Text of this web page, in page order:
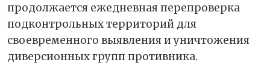
продолжается ежедневная перепроверка
подконтрольных территорий для
своевременного выявления и уничтожения
диверсионных групп противника.